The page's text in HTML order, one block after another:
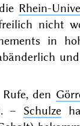
Rhein-
nicht
in
den
– Schulze